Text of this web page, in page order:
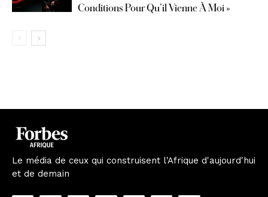
Conditions Pour Qu’il Vienne À Moi »
Le média de ceux qui construisent l'Afrique d'aujourd'hui
et de demain